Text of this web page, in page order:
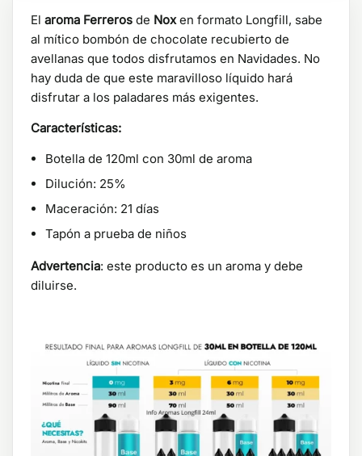
El aroma Ferreros de Noxen formato Longfill, sabe
al mítico bombón de chocolate recubierto de
avellanas que todos disfrutamos en Navidades. No
hay duda de que este maravilloso líquido hará
disfrutar a los paladares más exigentes.
Características:
Botella de 120ml con 30ml de aroma
Dilución: 25%
Maceración: 21 días
Tapón a prueba de niños
Advertencia: este producto es un aroma y debe
diluirse.